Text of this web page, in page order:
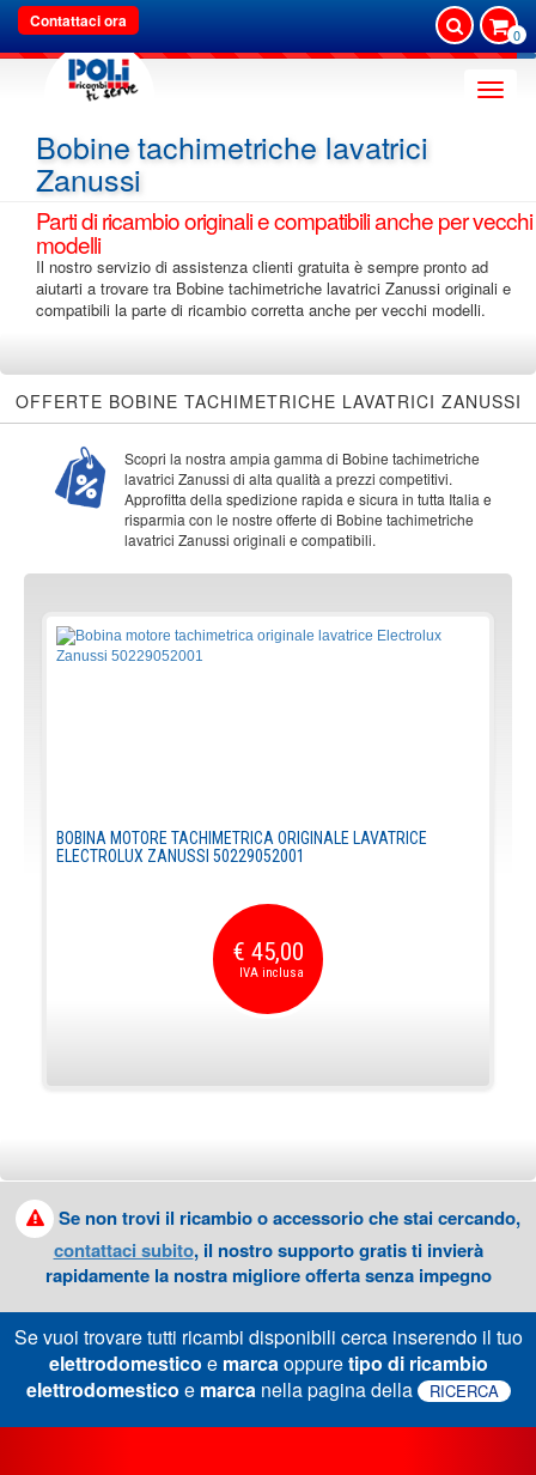
Contattaci ora
0
Toggle
Bobine tachimetriche lavatrici
Zanussi
Parti di ricambio originali e compatibili anche per vecchi
modelli
Il nostro servizio di assistenza clienti gratuita è sempre pronto ad
aiutarti a trovare tra Bobine tachimetriche lavatrici Zanussi originali e
compatibili la parte di ricambio corretta anche per vecchi modelli.
OFFERTE BOBINE TACHIMETRICHE LAVATRICI ZANUSSI
Scopri la nostra ampia gamma di Bobine tachimetriche
lavatrici Zanussi di alta qualità a prezzi competitivi.
Approfitta della spedizione rapida e sicura in tutta Italia e
risparmia con le nostre offerte di Bobine tachimetriche
lavatrici Zanussi originali e compatibili.
BOBINA MOTORE TACHIMETRICA ORIGINALE LAVATRICE
ELECTROLUX ZANUSSI 50229052001
€ 45,00
Se non trovi il ricambio o accessorio che stai cercando,
contattaci subito, il nostro supporto gratis ti invierà
rapidamente la nostra migliore offerta senza impegno
Se vuoi trovare tutti ricambi disponibili cerca inserendo il tuo
elettrodomestico e marcaoppuretipo di ricambio
elettrodomestico e marcanella pagina della RICERCA